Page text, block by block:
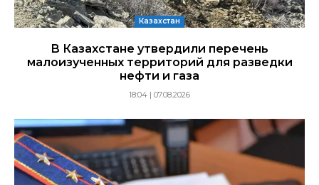
Казахстан
В Казахстане утвердили перечень
малоизученных территорий для разведки
нефти и газа
18:04 | 07.08.2026